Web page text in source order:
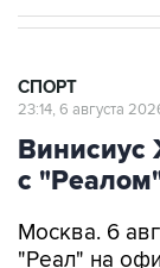
СПОРТ
23:14, 6 августа
Винисиус
с
Москва. 6
"Реал" на